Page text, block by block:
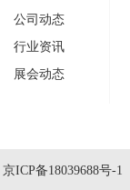
公司动态
行业资讯
展会动态
京ICP备18039688号-1